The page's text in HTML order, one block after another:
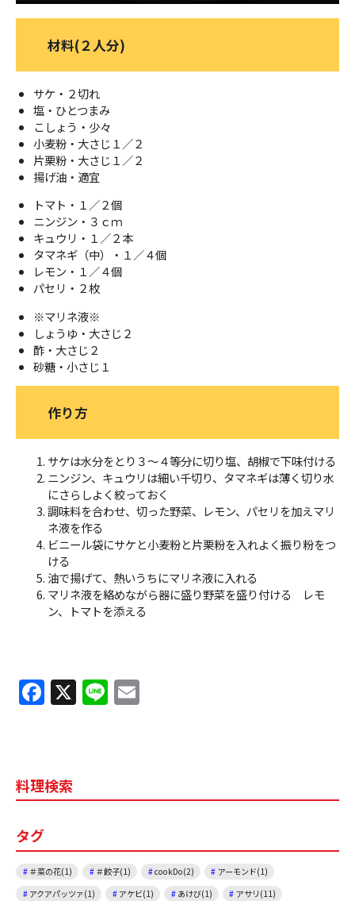
材料(２人分)
サケ・２切れ
塩・ひとつまみ
こしょう・少々
小麦粉・大さじ１／２
片栗粉・大さじ１／２
揚げ油・適宜
トマト・１／２個
ニンジン・３ｃｍ
キュウリ・１／２本
タマネギ（中）・１／４個
レモン・１／４個
パセリ・２枚
※マリネ液※
しょうゆ・大さじ２
酢・大さじ２
砂糖・小さじ１
作り方
サケは水分をとり３～４等分に切り塩、胡椒で下味付ける
ニンジン、キュウリは細い千切り、タマネギは薄く切り水
にさらしよく絞っておく
調味料を合わせ、切った野菜、レモン、パセリを加えマリ
ネ液を作る
ビニール袋にサケと小麦粉と片栗粉を入れよく振り粉をつ
ける
油で揚げて、熱いうちにマリネ液に入れる
マリネ液を絡めながら器に盛り野菜を盛り付ける レモ
ン、トマトを添える
F
a
b
o
k
X Li
n
料理検索
タグ
＃菜の花(1) ＃餃子(1) cookDo(2)
アーモンド(1)
アクアパッツァ(1)
アケビ(1) あけび(1)
アサリ(11)